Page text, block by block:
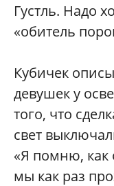
Густль. Надо
«обитель
Кубичек
девушек у
того, что
свет
«Я помню, как
мы как раз